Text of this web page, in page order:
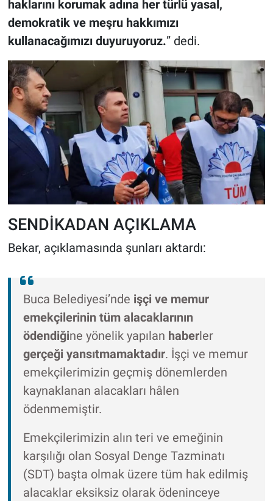
haklarını korumak adına her türlü yasal,
demokratik ve meşru hakkımızı
kullanacağımızı duyuruyoruz.” dedi.
SENDİKADAN AÇIKLAMA
Bekar, açıklamasında şunları aktardı:
Buca Belediyesi’nde işçi ve memur
emekçilerinin tüm alacaklarının
ödendiğine yönelik yapılan haberler
gerçeği yansıtmamaktadır. İşçi ve memur
emekçilerimizin geçmiş dönemlerden
kaynaklanan alacakları hâlen
ödenmemiştir.
Emekçilerimizin alın teri ve emeğinin
karşılığı olan Sosyal Denge Tazminatı
(SDT) başta olmak üzere tüm hak edilmiş
alacaklar eksiksiz olarak ödeninceye